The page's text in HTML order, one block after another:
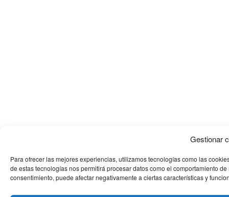
Gestionar
Para ofrecer las mejores experiencias, utilizamos tecnologías como las
de estas tecnologías nos permitirá procesar datos como el comportamiento
consentimiento, puede afectar negativamente a ciertas características y